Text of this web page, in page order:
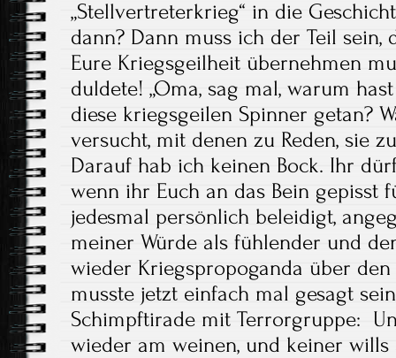
„Stellvertreterkrieg“ in die
dann? Dann muss ich der Teil
Eure Kriegsgeilheit übernehmen
duldete! „Oma, sag mal, warum
diese kriegsgeilen Spinner getan?
versucht, mit denen zu Reden, sie
Darauf hab ich keinen Bock. Ihr
wenn ihr Euch an das Bein gepisst
jedesmal persönlich beleidigt,
meiner Würde als fühlender und
wieder Kriegspropoganda über den
musste jetzt einfach mal gesagt
Schimpftirade mit Terrorgruppe:
wieder am weinen, und keiner wills